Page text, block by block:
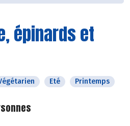
épinards et
Eté Printemps